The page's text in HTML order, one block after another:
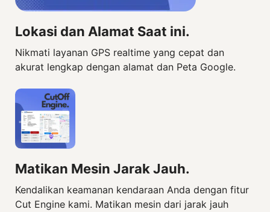
Lokasi dan Alamat Saat ini.
Nikmati layanan GPS realtime yang cepat dan
akurat lengkap dengan alamat dan Peta Google.
Matikan Mesin Jarak Jauh.
Kendalikan keamanan kendaraan Anda dengan fitur
Cut Engine kami. Matikan mesin dari jarak jauh